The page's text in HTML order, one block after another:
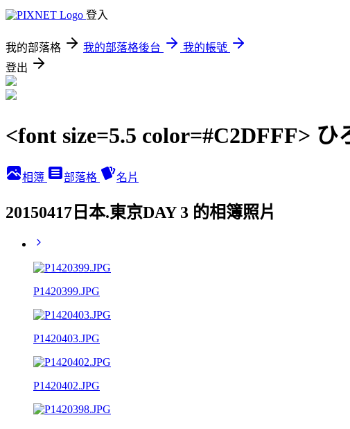
登入
我的部落格 我的部落格後台
我的帳號
登出
<font size=5.5 color=#C2DFFF>
相簿 部落格 名片
20150417日本.東京DAY 3 的相簿照片
P1420399.JPG
P1420403.JPG
P1420402.JPG